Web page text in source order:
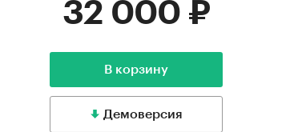
32 000 ₽
В корзину
Демоверсия